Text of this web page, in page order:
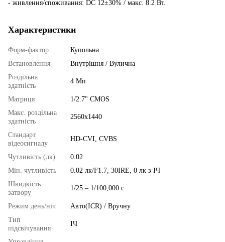
- живлення/споживання: DC 12±30% / макс. 8.2 Вт.
Характеристики
Форм-фактор
Купольна
Встановлення
Внутрішня / Вулична
Роздільна
здатність
4 Мп
Матриця
1/2.7" CMOS
Макс. роздільна
здатність
2560x1440
Стандарт
відеосигналу
HD-CVI, CVBS
Чутливість (лк)
0.02
Мін. чутливість
0.02 лк/F1.7, 30IRE, 0 лк з ІЧ
Швидкість
затвору
1/25 – 1/100,000 с
Режим день/ніч
Авто(ICR) / Вручну
Тип
підсвічування
ІЧ